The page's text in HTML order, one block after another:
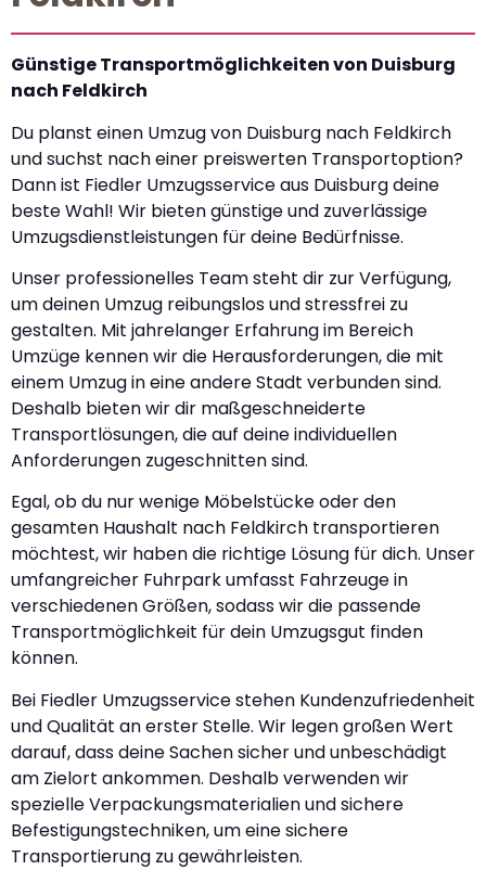
Günstige Transportmöglichkeiten von Duisburg
nach Feldkirch
Du planst einen Umzug von Duisburg nach Feldkirch
und suchst nach einer preiswerten Transportoption?
Dann ist Fiedler Umzugsservice aus Duisburg deine
beste Wahl! Wir bieten günstige und zuverlässige
Umzugsdienstleistungen für deine Bedürfnisse.
Unser professionelles Team steht dir zur Verfügung,
um deinen Umzug reibungslos und stressfrei zu
gestalten. Mit jahrelanger Erfahrung im Bereich
Umzüge kennen wir die Herausforderungen, die mit
einem Umzug in eine andere Stadt verbunden sind.
Deshalb bieten wir dir maßgeschneiderte
Transportlösungen, die auf deine individuellen
Anforderungen zugeschnitten sind.
Egal, ob du nur wenige Möbelstücke oder den
gesamten Haushalt nach Feldkirch transportieren
möchtest, wir haben die richtige Lösung für dich. Unser
umfangreicher Fuhrpark umfasst Fahrzeuge in
verschiedenen Größen, sodass wir die passende
Transportmöglichkeit für dein Umzugsgut finden
können.
Bei Fiedler Umzugsservice stehen Kundenzufriedenheit
und Qualität an erster Stelle. Wir legen großen Wert
darauf, dass deine Sachen sicher und unbeschädigt
am Zielort ankommen. Deshalb verwenden wir
spezielle Verpackungsmaterialien und sichere
Befestigungstechniken, um eine sichere
Transportierung zu gewährleisten.